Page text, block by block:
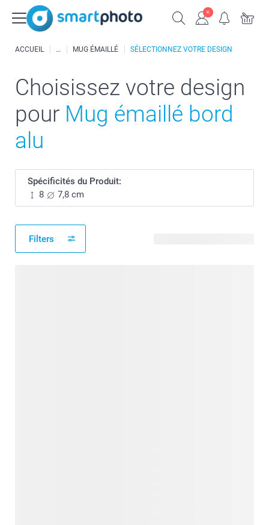
ACCUEIL MUG ÉMAILLÉ SÉLECTIONNEZ VOTRE DESIGN
Choisissez votre design
pour Mug émaillé bord
alu
Spécificités du Produit:
8
7,8 cm
Filters